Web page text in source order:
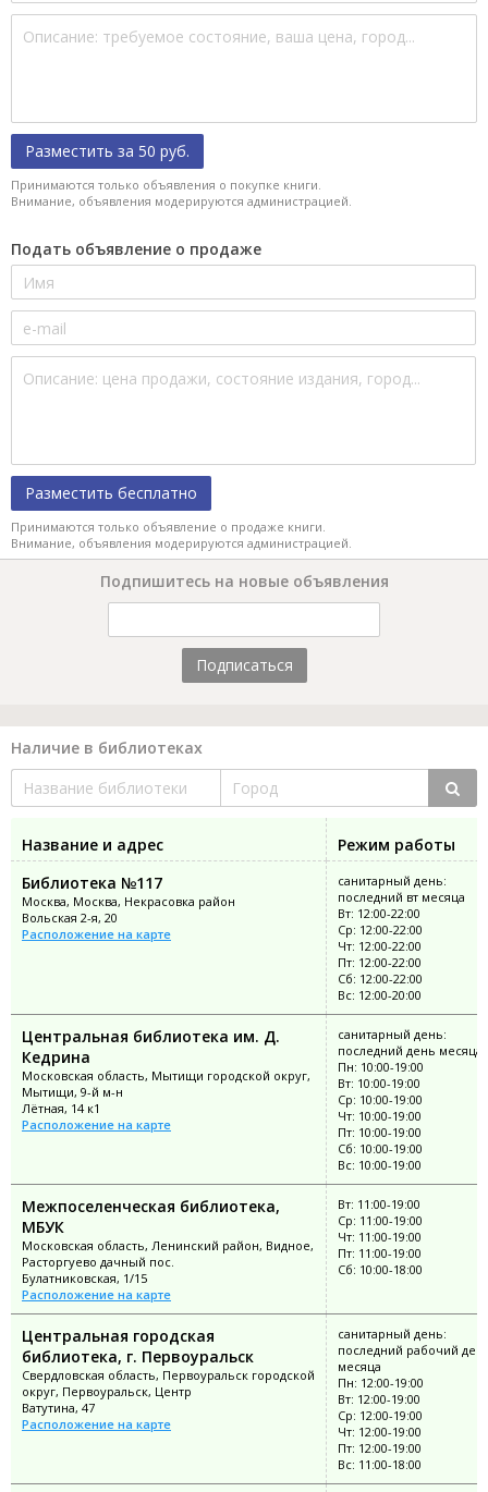
Разместить за 50 руб.
Принимаются только объявления о покупке книги.
Внимание, объявления модерируются администрацией.
Подать объявление о продаже
Разместить бесплатно
Принимаются только объявление о продаже книги.
Внимание, объявления модерируются администрацией.
Подпишитесь на новые объявления
Подписаться
Наличие в библиотеках
Название и адрес
Режим работы
Библиотека №117
Москва, Москва, Некрасовка район
Вольская 2-я, 20
Расположение на карте
санитарный день:
последний вт месяца
Вт: 12:00-22:00
Ср: 12:00-22:00
Чт: 12:00-22:00
Пт: 12:00-22:00
Сб: 12:00-22:00
Вс: 12:00-20:00
Центральная библиотека им. Д.
Кедрина
Московская область, Мытищи городской округ,
Мытищи, 9-й м-н
Лётная, 14 к1
Расположение на карте
санитарный день:
последний день месяца
Пн: 10:00-19:00
Вт: 10:00-19:00
Ср: 10:00-19:00
Чт: 10:00-19:00
Пт: 10:00-19:00
Сб: 10:00-19:00
Вс: 10:00-19:00
Межпоселенческая библиотека,
МБУК
Московская область, Ленинский район, Видное,
Расторгуево дачный пос.
Булатниковская, 1/15
Расположение на карте
Вт: 11:00-19:00
Ср: 11:00-19:00
Чт: 11:00-19:00
Пт: 11:00-19:00
Сб: 10:00-18:00
Центральная городская
библиотека, г. Первоуральск
Свердловская область, Первоуральск городской
округ, Первоуральск, Центр
Ватутина, 47
Расположение на карте
санитарный день:
последний рабочий
месяца
Пн: 12:00-19:00
Вт: 12:00-19:00
Ср: 12:00-19:00
Чт: 12:00-19:00
Пт: 12:00-19:00
Вс: 11:00-18:00